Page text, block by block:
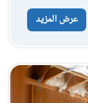
عرض المزيد